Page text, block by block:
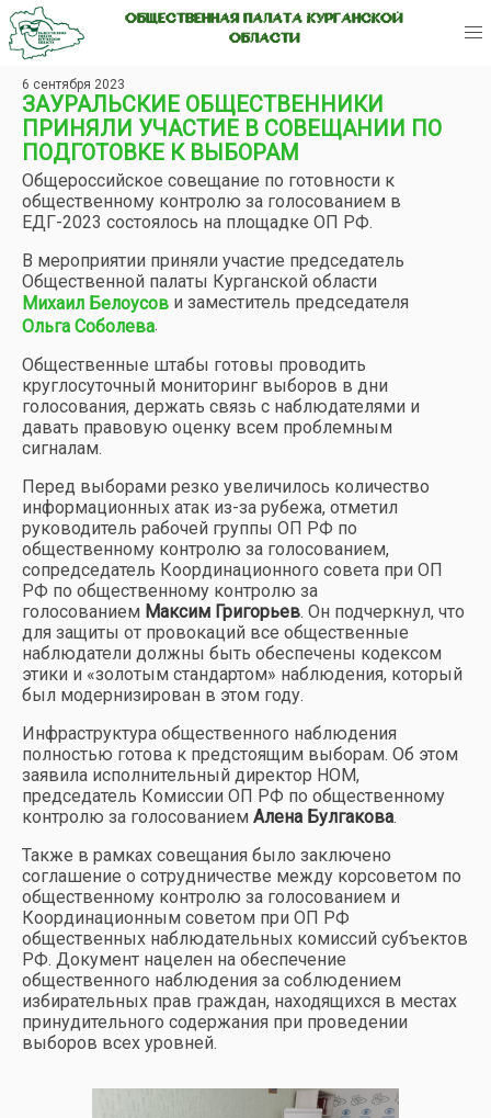
ОБЩЕСТВЕННАЯ ПАЛАТА КУРГАНСКОЙ
ОБЛАСТИ
6 сентября 2023
ЗАУРАЛЬСКИЕ ОБЩЕСТВЕННИКИ
ПРИНЯЛИ УЧАСТИЕ В СОВЕЩАНИИ ПО
ПОДГОТОВКЕ К ВЫБОРАМ
Общероссийское совещание по готовности к
общественному контролю за голосованием в
ЕДГ-2023 состоялось на площадке ОП РФ.
В мероприятии приняли участие председатель
Общественной палаты Курганской области
Михаил Белоусов и заместитель председателя
Ольга Соболева.
Общественные штабы готовы проводить
круглосуточный мониторинг выборов в дни
голосования, держать связь с наблюдателями и
давать правовую оценку всем проблемным
сигналам.
Перед выборами резко увеличилось количество
информационных атак из-за рубежа, отметил
руководитель рабочей группы ОП РФ по
общественному контролю за голосованием,
сопредседатель Координационного совета при ОП
РФ по общественному контролю за
голосованием Максим Григорьев. Он подчеркнул, что
для защиты от провокаций все общественные
наблюдатели должны быть обеспечены кодексом
этики и «золотым стандартом» наблюдения, который
был модернизирован в этом году.
Инфраструктура общественного наблюдения
полностью готова к предстоящим выборам. Об этом
заявила исполнительный директор НОМ,
председатель Комиссии ОП РФ по общественному
контролю за голосованием Алена Булгакова.
Также в рамках совещания было заключено
соглашение о сотрудничестве между корсоветом по
общественному контролю за голосованием и
Координационным советом при ОП РФ
общественных наблюдательных комиссий субъектов
РФ. Документ нацелен на обеспечение
общественного наблюдения за соблюдением
избирательных прав граждан, находящихся в местах
принудительного содержания при проведении
выборов всех уровней.